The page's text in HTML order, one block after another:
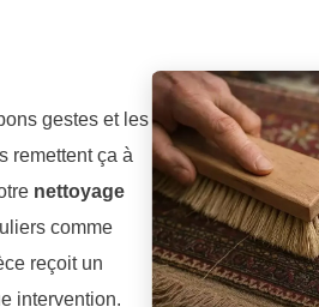
gestes et les
remettent ça à
nettoyage
comme
reçoit un
intervention.